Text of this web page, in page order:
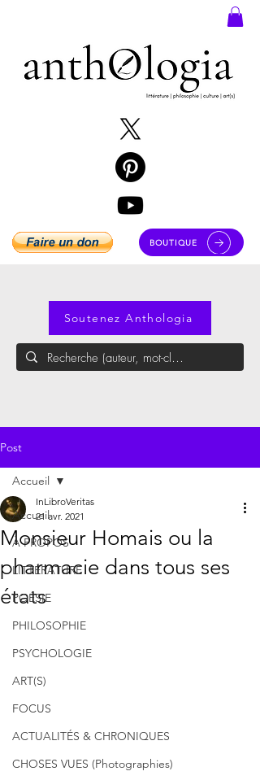
BOUTIQUE
Soutenez Anthologia
Post
Accueil
À PROPOS
LITTÉRATURE
POÉSIE
PHILOSOPHIE
PSYCHOLOGIE
ART(S)
FOCUS
ACTUALITÉS & CHRONIQUES
CHOSES VUES (Photographies)
Accueil
Monsieur Homais ou la
pharmacie dans tous ses
états
InLibroVeritas
21 avr. 2021